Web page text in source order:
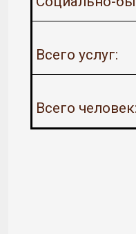
Всего услуг:
Всего человек: